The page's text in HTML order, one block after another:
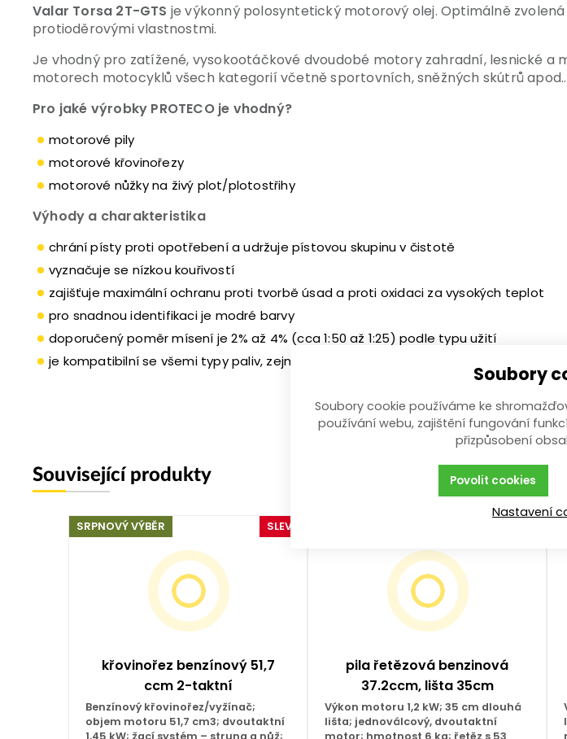
Valar Torsa 2T-GTS je výkonný polosyntetický motorový olej. Optimálně
protioděrovými vlastnostmi.
Je vhodný pro zatížené, vysokootáčkové dvoudobé motory zahradní, lesnické
motorech motocyklů všech kategorií včetně sportovních, sněžných skútrů apod..
Pro jaké výrobky PROTECO je vhodný?
motorové pily
motorové křovinořezy
motorové nůžky na živý plot/plotostřihy
Výhody a charakteristika
chrání písty proti opotřebení a udržuje pístovou skupinu v čistotě
vyznačuje se nízkou kouřivostí
zajišťuje maximální ochranu proti tvorbě úsad a proti oxidaci za vysokých teplot
pro snadnou identifikaci je modré barvy
doporučený poměr mísení je 2% až 4% (cca 1:50 až 1:25) podle typu užití
je kompatibilní se všemi typy paliv, zejména bezolovnatých, a se všemi olejovými
Související produkty
SLEVA
SRPNOVÝ VÝBĚR
křovinořez benzínový 51,7
ccm 2-taktní
Benzínový křovinořez/vyžínač;
objem motoru 51,7 cm3; dvoutaktní
1,45 kW; žací systém – struna a nůž;
pila řetězová benzinová
37.2ccm, lišta 35cm
Výkon motoru 1,2 kW; 35 cm dlouhá
lišta; jednoválcový, dvoutaktní
motor; hmotnost 6 kg; řetěz s 53
Soubory
Soubory cookie používáme ke
používání webu, zajištění fungování
přizpůsobení
Povolit cookies
Nastavení